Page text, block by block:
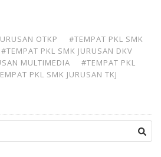
OTKP
#TEMPAT PKL SMK
#TEMPAT PKL SMK JURUSAN DKV
MULTIMEDIA
#TEMPAT PKL
PKL SMK JURUSAN TKJ